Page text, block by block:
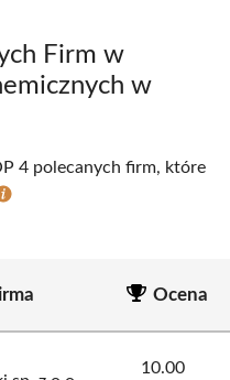
Firm w
w
4 polecanych firm, które
Ocena
10.00